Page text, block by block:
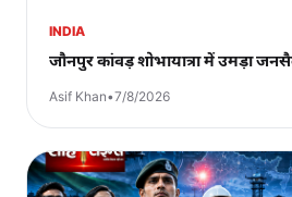
INDIA
जौनपुर कांवड़ शोभायात्रा में उमड़ा
Asif Khan•7/8/2026